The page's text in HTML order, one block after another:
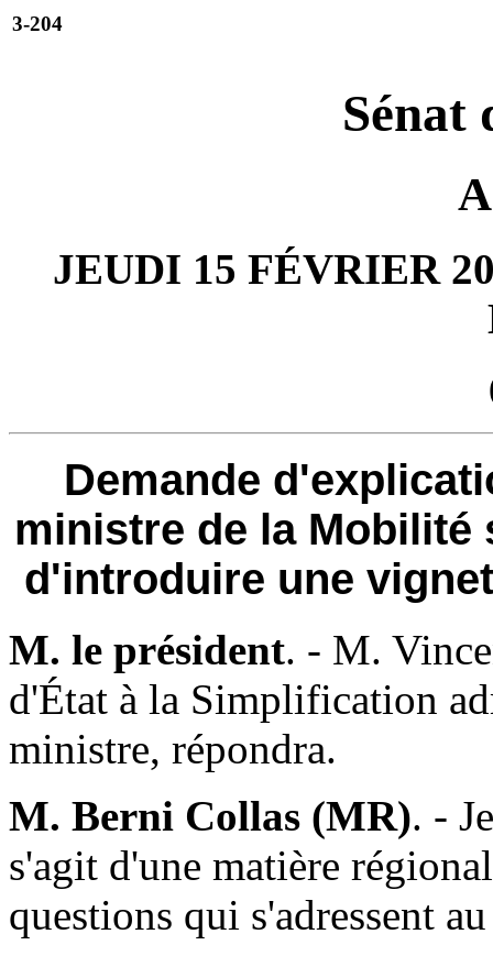
3-204
Sénat
JEUDI 15 FÉVRIER
Demande
ministre de la
d'introduire une
M. le président. - M.
d'État à la Simplification
ministre, répondra.
M. Berni Collas (MR). -
s'agit d'une matière
questions qui s'adressent